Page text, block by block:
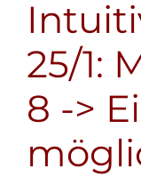
25/1:
8 ->